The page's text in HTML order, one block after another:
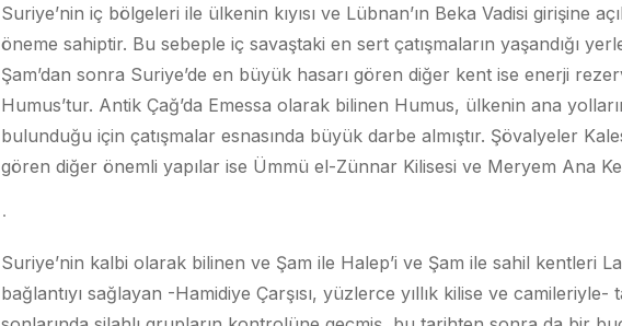
Suriye’nin iç bölgeleri ile ülkenin kıyısı ve Lübnan’ın Beka Vadisi girişine
öneme sahiptir. Bu sebeple iç savaştaki en sert çatışmaların yaşandığı
Şam’dan sonra Suriye’de en büyük hasarı gören diğer kent ise enerji
Humus’tur. Antik Çağ’da Emessa olarak bilinen Humus, ülkenin ana
bulunduğu için çatışmalar esnasında büyük darbe almıştır. Şövalyeler
gören diğer önemli yapılar ise Ümmü el-Zünnar Kilisesi ve Meryem Ana
Suriye’nin kalbi olarak bilinen ve Şam ile Halep’i ve Şam ile sahil kentleri
bağlantıyı sağlayan -Hamidiye Çarşısı, yüzlerce yıllık kilise ve camileriyle-